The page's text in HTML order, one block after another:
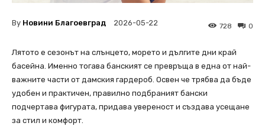
By Новини Благоевград 2026-05-22 0
728
Лятото е сезонът на слънцето, морето и дългите дни край
басейна. Именно тогава банският се превръща в една от най-
важните части от дамския гардероб. Освен че трябва да бъде
удобен и практичен, правилно подбраният бански
подчертава фигурата, придава увереност и създава усещане
за стил и комфорт.